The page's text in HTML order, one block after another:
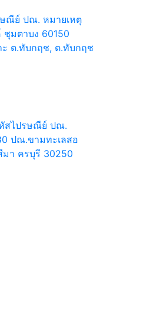
ษณีย์ ปณ. หมายเหตุ
ชุมตาบง 60150
ต.ทับกฤช, ต.ทับกฤช
สไปรษณีย์ ปณ.
ปณ.ขามทะเลสอ
า ครบุรี 30250